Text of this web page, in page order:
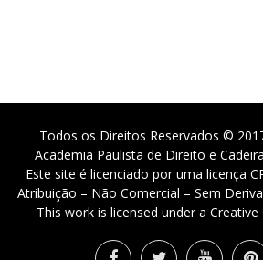
Todos os Direitos Reservados ©
Academia Paulista de Direito e
Este site é licenciado por uma licença
Atribuição – Não Comercial – Sem
This work is licensed under a